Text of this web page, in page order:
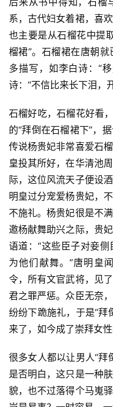
系，古代妇女着裙，喜
也主要是从石榴花中提
榴裙”。石榴裙在唐朝
多描写，如李白诗：“
诗：“不信比来长下泪，
石榴好吃，石榴花好看
的“拜倒在石榴裙下”，
传说杨贵妃非常喜爱石
皇投其所好，在华清池
际，这位风流天子便设
明皇过分宠爱杨贵妃，
不施礼。杨贵妃很是不
邀杨献舞助兴之际，贵
语道：“这些臣子对妾
为他们献舞。”唐明皇
令，所有文官武将，见
君之罪严惩。众臣无奈
纷纷下跪施礼，于是“拜
来了，如今成了崇拜女性
很多女人都以让男人“拜
是否明白，这只是一种
貌，也不过落得个马嵬